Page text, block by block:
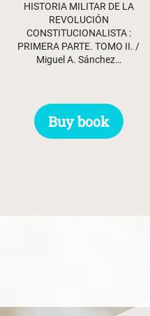
HISTORIA MILITAR DE LA
REVOLUCIÓN
CONSTITUCIONALISTA :
PRIMERA PARTE. TOMO II. /
Miguel A. Sánchez…
Buy book